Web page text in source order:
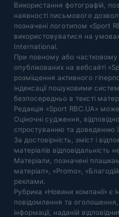
Використання фотографій,
наявності письмового
позначені логотипом «Sport
використовуватися на
International.
При повному або частковому
опублікованих на вебсайті
розміщення активного
індексації пошуковими
безпосередньо в тексті
Редакція «Sport RBC.UA»
Оціночні судження,
спростуванню та доведенню
За достовірність, зміст і
матеріалів відповідальність
Матеріали, позначені
матеріал», «Promo»,
реклами.
Рубрика «Новини компанії»
повідомлення та оголошення,
інформації, наданій